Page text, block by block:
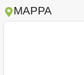
MAPPA